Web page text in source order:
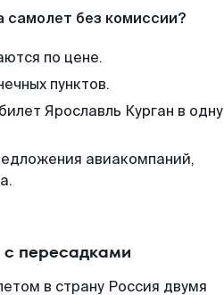
самолет без комиссии?
по цене.
пунктов.
Ярославль Курган в одну
авиакомпаний,
пересадками
в страну Россия двумя